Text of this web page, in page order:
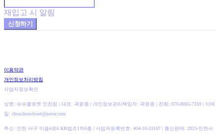
재입고 시 알림
신청하기
이용약관
개인정보처리방침
사업자정보확인
상호: 슈슈클로젯 인천점 | 대표: 곽윤종 | 개인정보관리책임자: 곽윤종 | 전화: 070-8065-7359 | 이메
일: chouchoucloset@naver.com
주소: 인천 서구 이음4로6 KR법조1차6층 | 사업자등록번호: 404-10-33167 | 통신판매: 2023-인천서